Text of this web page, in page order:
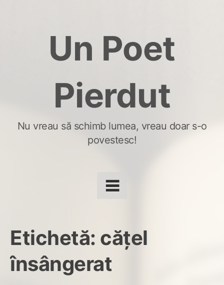
Un Poet
Pierdut
Nu vreau să schimb lumea, vreau doar s-o
povestesc!
Etichetă: cățel
însângerat